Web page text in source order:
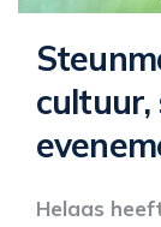
Helaas